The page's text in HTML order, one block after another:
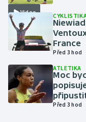
Moderní pětiboj
Motorsport
Olympijské hry
Parasport
Plavání
Video
France
Před 3 hod
ATLETIKA
Moc
Před 3 hod